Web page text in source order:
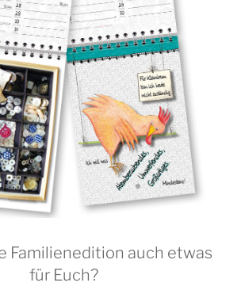
Familienedition auch etwas
für Euch?